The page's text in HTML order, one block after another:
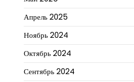
Апрель 2025
Ноябрь 2024
Октябрь 2024
Сентябрь 2024